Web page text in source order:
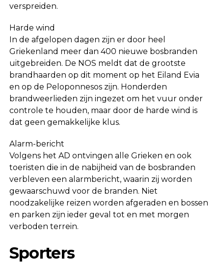
verspreiden.
Harde wind
In de afgelopen dagen zijn er door heel
Griekenland meer dan 400 nieuwe bosbranden
uitgebreiden. De NOS meldt dat de grootste
brandhaarden op dit moment op het Eiland Evia
en op de Peloponnesos zijn. Honderden
brandweerlieden zijn ingezet om het vuur onder
controle te houden, maar door de harde wind is
dat geen gemakkelijke klus.
Alarm-bericht
Volgens het AD ontvingen alle Grieken en ook
toeristen die in de nabijheid van de bosbranden
verbleven een alarmbericht, waarin zij worden
gewaarschuwd voor de branden. Niet
noodzakelijke reizen worden afgeraden en bossen
en parken zijn ieder geval tot en met morgen
verboden terrein.
Sporters